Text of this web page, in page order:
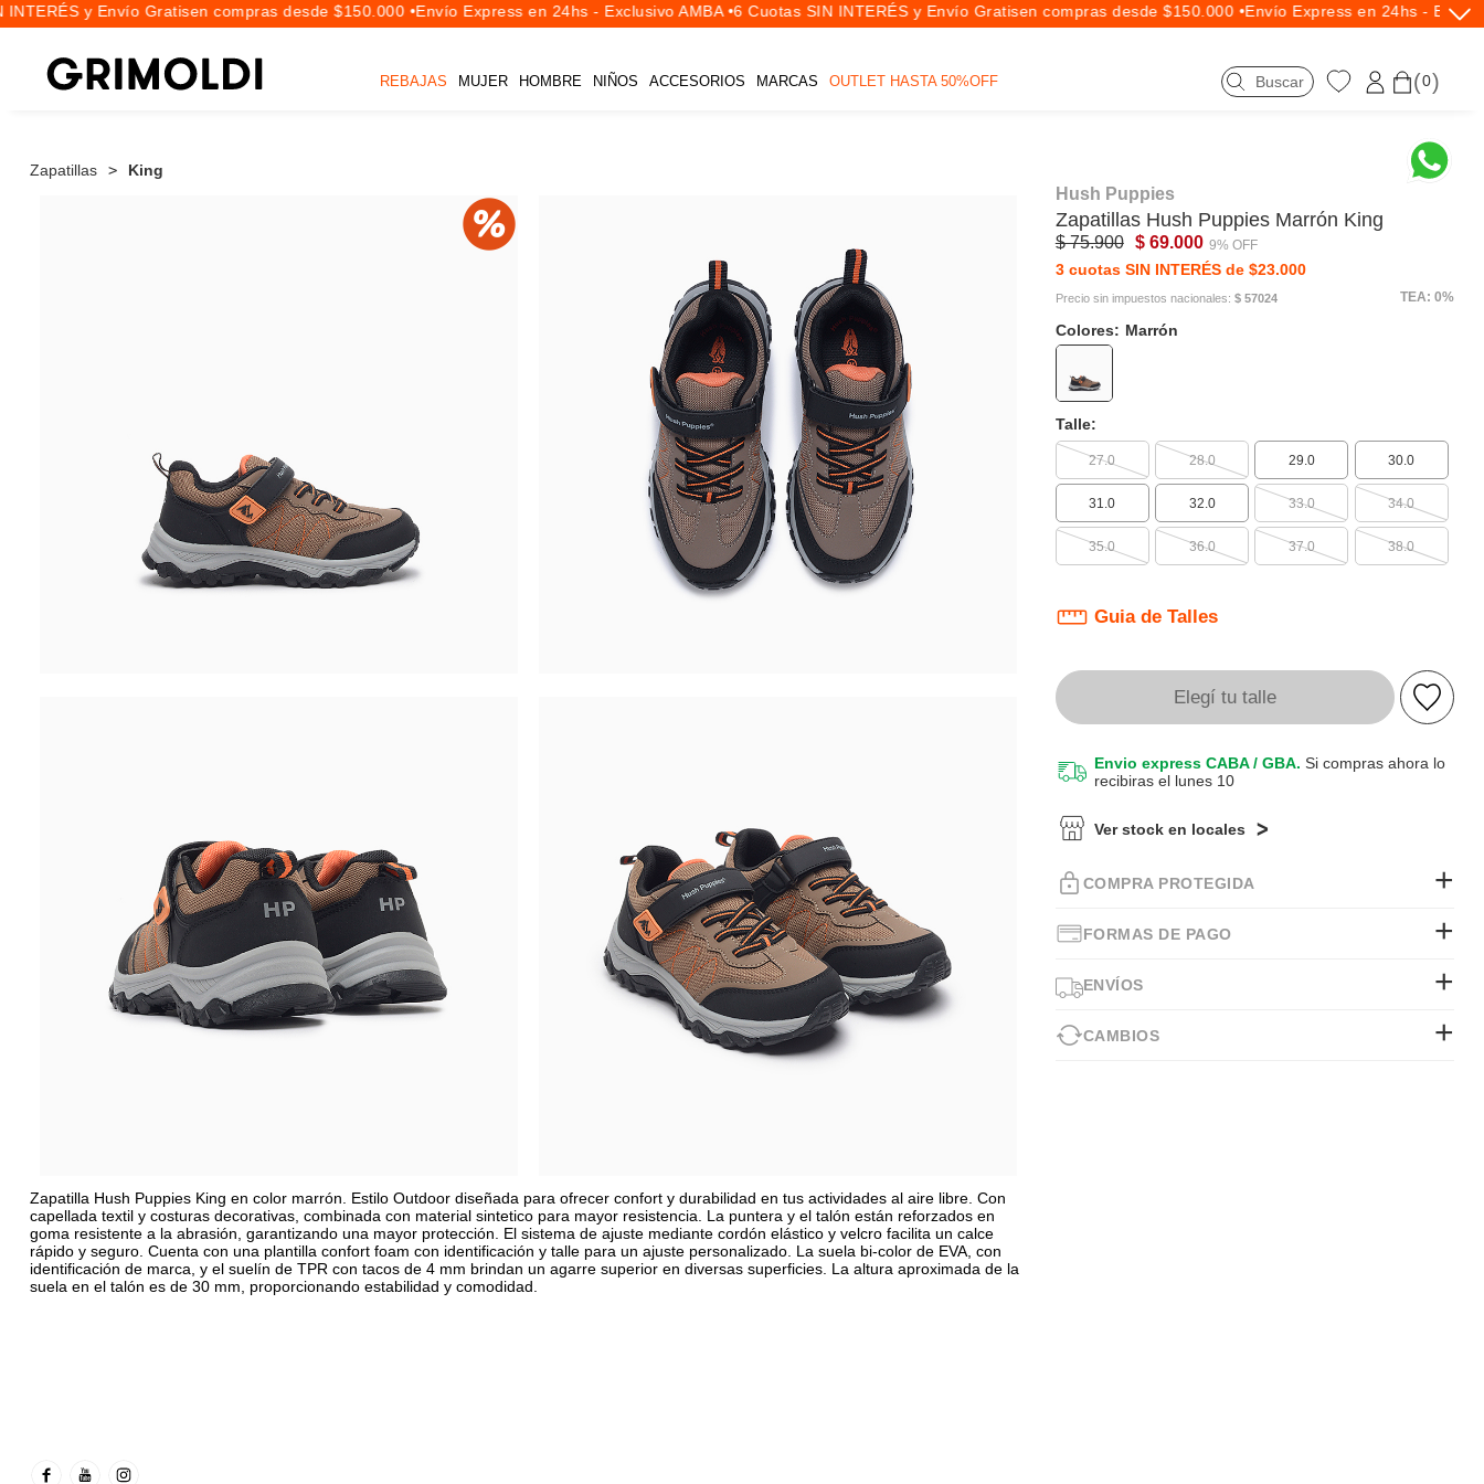
REBAJAS MUJER HOMBRE NIÑOS ACCESORIOS MARCAS OUTLET HASTA 50%OFF
y Envío Gratisen compras desde $150.000 •Envío Express en 24hs - Exclusivo AMBA •6 Cuotas SIN INTERÉS y Envío Gratisen compras desde $150.000 •Envío Express en 24hs -
0
Zapatillas King
Zapatilla Hush Puppies King en color marrón. Estilo Outdoor diseñada para ofrecer confort y durabilidad en tus actividades al aire libre. Con
capellada textil y costuras decorativas, combinada con material sintetico para mayor resistencia. La puntera y el talón están reforzados en
goma resistente a la abrasión, garantizando una mayor protección. El sistema de ajuste mediante cordón elástico y velcro facilita un calce
rápido y seguro. Cuenta con una plantilla confort foam con identificación y talle para un ajuste personalizado. La suela bi-color de EVA, con
identificación de marca, y el suelín de TPR con tacos de 4 mm brindan un agarre superior en diversas superficies. La altura aproximada de la
suela en el talón es de 30 mm, proporcionando estabilidad y comodidad.
Hush Puppies
Zapatillas Hush Puppies Marrón King
$ 75.900 $ 69.000 9% OFF
3 cuotas SIN INTERÉS de $23.000
Precio sin impuestos nacionales: $ 57024 TEA: 0%
Colores: Marrón
Talle:
27.0 28.0 29.0 30.0
31.0 32.0 33.0 34.0
35.0 36.0 37.0 38.0
Guia de Talles
Elegí tu talle
Envio express CABA / GBA. Si compras ahora lo
recibiras el lunes 10
Ver stock en locales
COMPRA PROTEGIDA
FORMAS DE PAGO
ENVÍOS
CAMBIOS